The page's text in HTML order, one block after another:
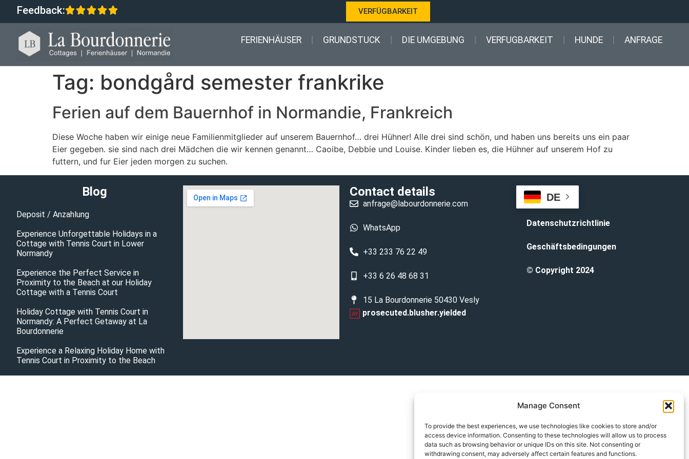
Manage Consent
To provide the best experiences, we use technologies like cookies to store and/or
access device information. Consenting to these technologies will allow us to process
data such as browsing behavior or unique IDs on this site. Not consenting or
withdrawing consent, may adversely affect certain features and functions.
Feedback: VERFÜGBARKEIT
FERIENHÄUSER GRUNDSTUCK DIE UMGEBUNG VERFUGBARKEIT HUNDE ANFRAGE
Tag: bondgård semester frankrike
Ferien auf dem Bauernhof in Normandie, Frankreich
Diese Woche haben wir einige neue Familienmitglieder auf unserem Bauernhof… drei Hühner! Alle drei sind schön, und haben uns bereits uns ein paar
Eier gegeben. sie sind nach drei Mädchen die wir kennen genannt… Caoibe, Debbie und Louise. Kinder lieben es, die Hühner auf unserem Hof zu
futtern, und fur Eier jeden morgen zu suchen.
Blog
Deposit / Anzahlung
Experience Unforgettable Holidays in a
Cottage with Tennis Court in Lower
Normandy
Experience the Perfect Service in
Proximity to the Beach at our Holiday
Cottage with a Tennis Court
Holiday Cottage with Tennis Court in
Normandy: A Perfect Getaway at La
Bourdonnerie
Experience a Relaxing Holiday Home with
Tennis Court in Proximity to the Beach
Contact details
anfrage@labourdonnerie.com
WhatsApp
+33 233 76 22 49
+33 6 26 48 68 31
15 La Bourdonnerie 50430 Vesly
prosecuted.blusher.yielded
DE
Datenschutzrichtlinie
Geschäftsbedingungen
© Copyright 2024